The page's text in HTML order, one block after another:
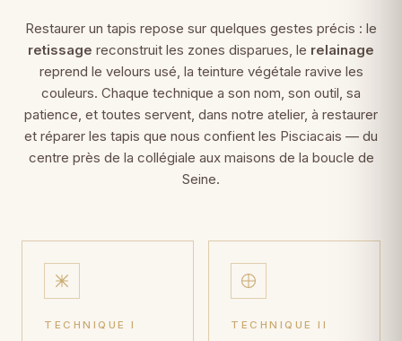
Restaurer un tapis repose sur quelques gestes précis : le
retissage reconstruit les zones disparues, le relainage
reprend le velours usé, la teinture végétale ravive les
couleurs. Chaque technique a son nom, son outil, sa
patience, et toutes servent, dans notre atelier, à restaurer
et réparer les tapis que nous confient les Pisciacais — du
centre près de la collégiale aux maisons de la boucle de
Seine.
TECHNIQUE I TECHNIQUE II